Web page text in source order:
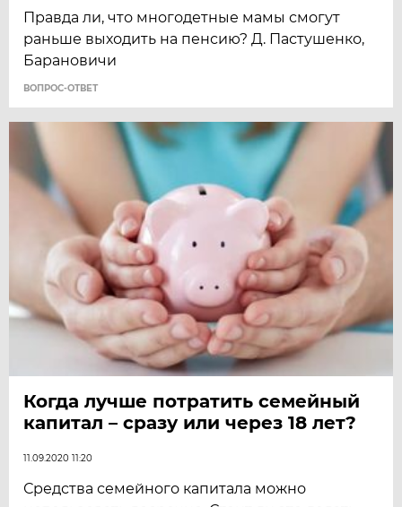
Правда ли, что многодетные мамы смогут
раньше выходить на пенсию? Д. Пастушенко,
Барановичи
ВОПРОС-ОТВЕТ
Когда лучше потратить семейный
капитал – сразу или через 18 лет?
11.09.2020 11:20
Средства семейного капитала можно